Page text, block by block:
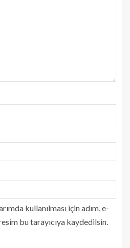
kullanılması için adım, e-
bu tarayıcıya kaydedilsin.